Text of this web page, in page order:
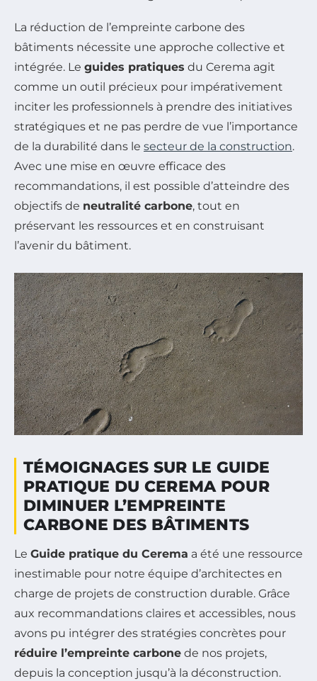
La réduction de l’empreinte carbone des
bâtiments nécessite une approche collective et
intégrée. Le guides pratiques du Cerema agit
comme un outil précieux pour impérativement
inciter les professionnels à prendre des initiatives
stratégiques et ne pas perdre de vue l’importance
de la durabilité dans le secteur de la construction.
Avec une mise en œuvre efficace des
recommandations, il est possible d’atteindre des
objectifs de neutralité carbone, tout en
préservant les ressources et en construisant
l’avenir du bâtiment.
TÉMOIGNAGES SUR LE GUIDE
PRATIQUE DU CEREMA POUR
DIMINUER L’EMPREINTE
CARBONE DES BÂTIMENTS
Le Guide pratique du Cerema a été une ressource
inestimable pour notre équipe d’architectes en
charge de projets de construction durable. Grâce
aux recommandations claires et accessibles, nous
avons pu intégrer des stratégies concrètes pour
réduire l’empreinte carbone de nos projets,
depuis la conception jusqu’à la déconstruction.